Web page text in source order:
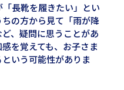
長靴を履きたい」とい
の方から見て「雨が降
、疑問に思うことがあ
を覚えても、お子さま
いう可能性がありま